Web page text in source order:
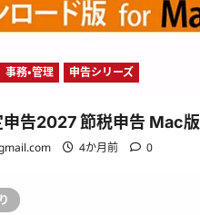
事務・管理 申告シリーズ
告2027 節税申告 Mac版
4か月前 0